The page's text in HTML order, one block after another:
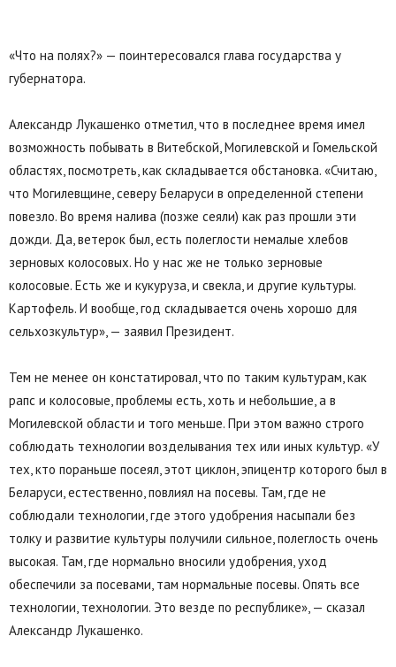
«Что на полях?» — поинтересовался глава государства у
губернатора.
Александр Лукашенко отметил, что в последнее время имел
возможность побывать в Витебской, Могилевской и Гомельской
областях, посмотреть, как складывается обстановка. «Считаю,
что Могилевщине, северу Беларуси в определенной степени
повезло. Во время налива (позже сеяли) как раз прошли эти
дожди. Да, ветерок был, есть полеглости немалые хлебов
зерновых колосовых. Но у нас же не только зерновые
колосовые. Есть же и кукуруза, и свекла, и другие культуры.
Картофель. И вообще, год складывается очень хорошо для
сельхозкультур», — заявил Президент.
Тем не менее он констатировал, что по таким культурам, как
рапс и колосовые, проблемы есть, хоть и небольшие, а в
Могилевской области и того меньше. При этом важно строго
соблюдать технологии возделывания тех или иных культур. «У
тех, кто пораньше посеял, этот циклон, эпицентр которого был в
Беларуси, естественно, повлиял на посевы. Там, где не
соблюдали технологии, где этого удобрения насыпали без
толку и развитие культуры получили сильное, полеглость очень
высокая. Там, где нормально вносили удобрения, уход
обеспечили за посевами, там нормальные посевы. Опять все
технологии, технологии. Это везде по республике», — сказал
Александр Лукашенко.